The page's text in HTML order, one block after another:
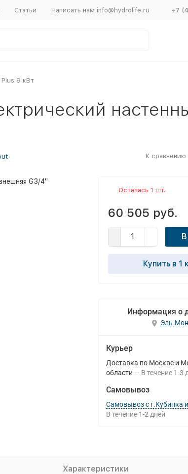
Статьи Написать нам info@hydrolife.ru +7
9 кВт
К сравнению
G3/4"
Осталась 1 шт.
60 505 руб.
Купить в 1
Информация о
Эль-
Курьер
Доставка по Москве и
области
В течение 1-3
Самовывоз
Самовывоз с г.Кубинка
В течение 1-2 дней
Характеристики